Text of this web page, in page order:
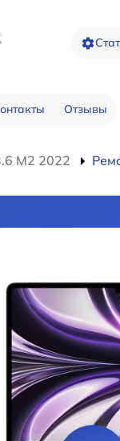
Отзывы
M2 2022